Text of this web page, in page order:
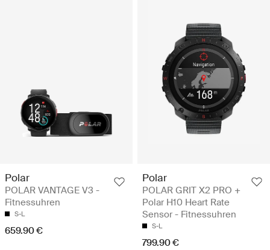
Polar
POLAR VANTAGE V3 -
Fitnessuhren
S-L
659.90 €
Polar
POLAR GRIT X2 PRO +
Polar H10 Heart Rate
Sensor - Fitnessuhren
S-L
799.90 €